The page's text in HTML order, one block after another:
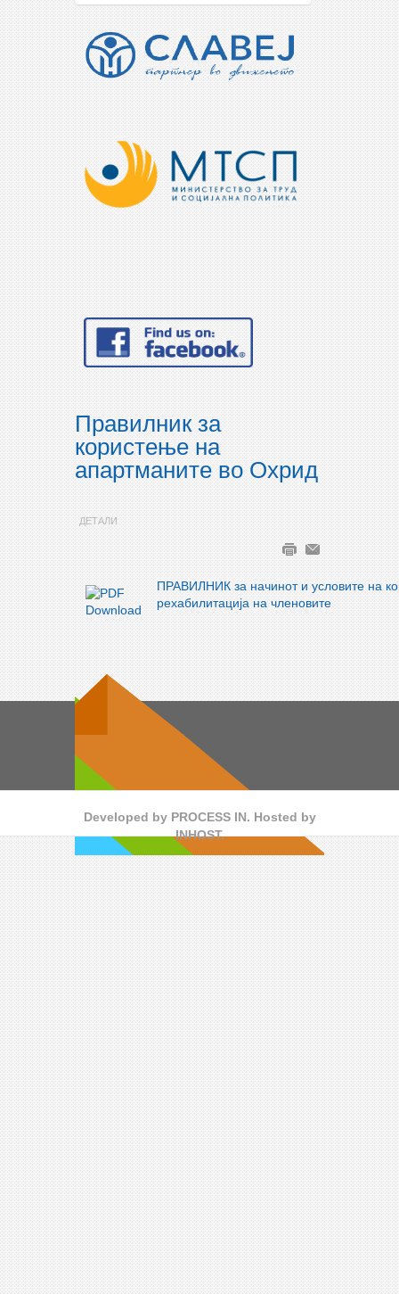
Правилник за
користење на
апартманите во Охрид
ДЕТАЛИ
ПРАВИЛНИК за начинот и условите на
рехабилитација на членовите
Developed by PROCESS IN. Hosted by
INHOST.